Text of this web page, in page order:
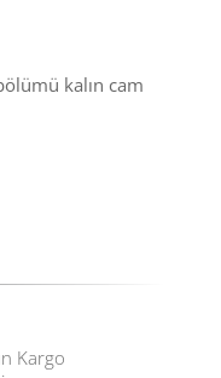
kalın cam
Kargo